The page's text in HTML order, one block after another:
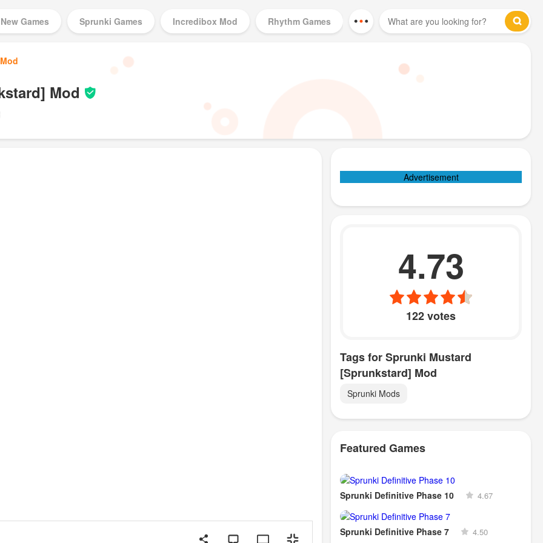
New Games Sprunki Games Incredibox Mod Rhythm Games
Mod
Advertisement
4.73
122 votes
Tags for Sprunki Mustard
[Sprunkstard] Mod
Sprunki Mods
Featured Games
Sprunki Definitive Phase 10 4.67
Sprunki Definitive Phase 7 4.50